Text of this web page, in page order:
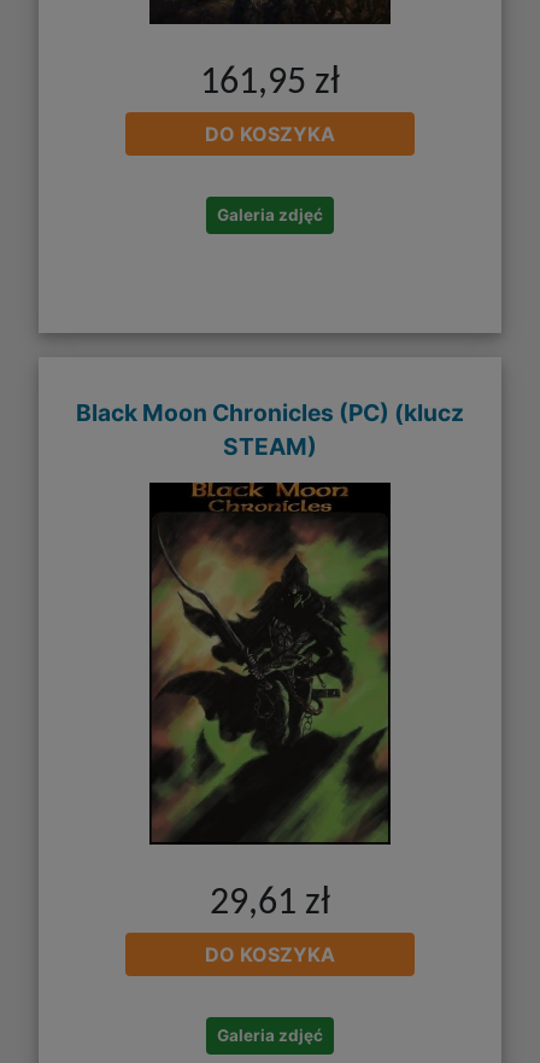
161,95 zł
DO KOSZYKA
Galeria zdjęć
Black Moon Chronicles (PC) (klucz
STEAM)
29,61 zł
DO KOSZYKA
Galeria zdjęć